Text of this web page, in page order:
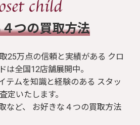
つの買取方法
25万点の信頼と実績がある クロ
は全国12店舗展開中。
テムを知識と経験のある スタッ
定いたします。
など、 お好きな４つの買取方法